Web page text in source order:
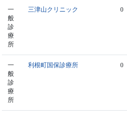
一
般
診
療
所
三津山クリニック 0
一
般
診
療
所
利根町国保診療所 0